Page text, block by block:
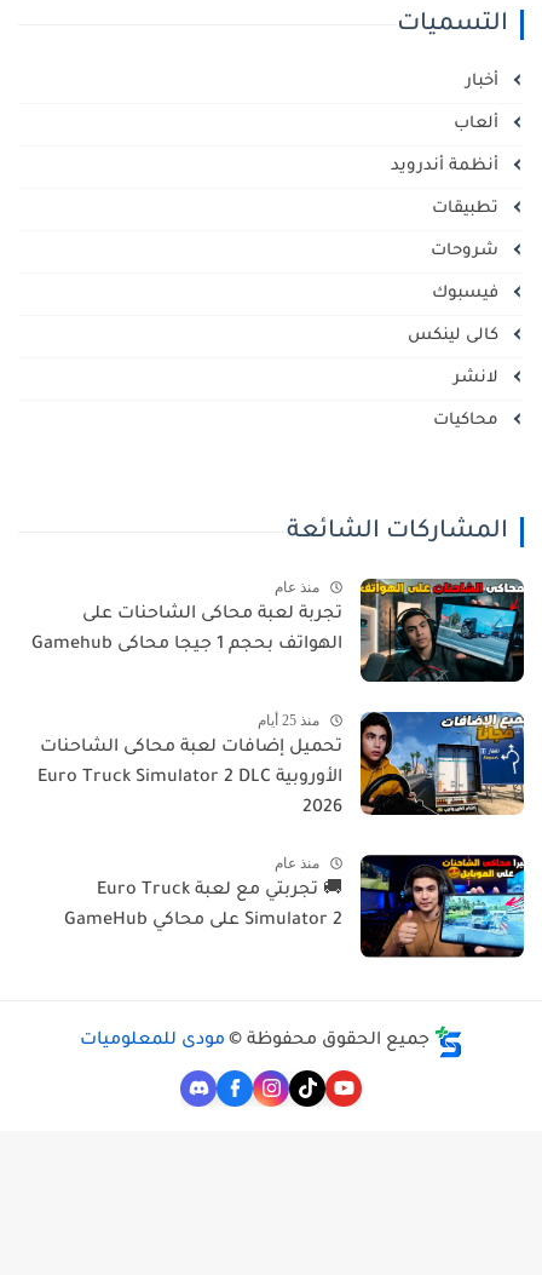
التسميات
أخبار
ألعاب
أنظمة أندرويد
تطبيقات
شروحات
فيسبوك
كالى لينكس
لانشر
محاكيات
المشاركات الشائعة
منذ عام
تجربة لعبة محاكى الشاحنات على
الهواتف بحجم 1 جيجا محاكى Gamehub
منذ 25 أيام
تحميل إضافات لعبة محاكى الشاحنات
الأوروبية Euro Truck Simulator 2 DLC
2026
منذ عام
🚚 تجربتي مع لعبة Euro Truck
Simulator 2 على محاكي GameHub
جميع الحقوق محفوظة © مودى للمعلوميات